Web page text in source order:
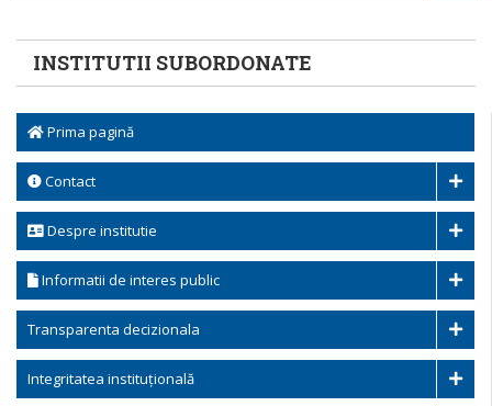
INSTITUTII SUBORDONATE
Prima pagină
Contact
Despre institutie
Informatii de interes public
Transparenta decizionala
Integritatea instituțională